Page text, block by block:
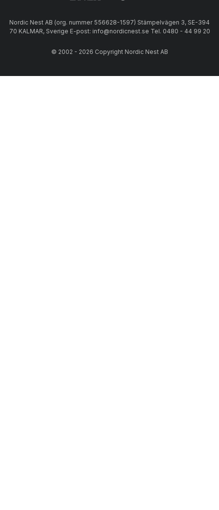
Nordic Nest AB (org. nummer 556628-1597) Stämpelvägen 3, SE-394
70 KALMAR, Sverige E-post: info@nordicnest.se Tel. 0480 - 44 99 20
© 2002 - 2026 Copyright Nordic Nest AB